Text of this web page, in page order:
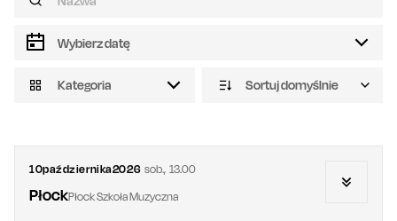
Kategoria Sortuj domyślnie
10października2026 sob.,13.00
PłockPłock Szkoła Muzyczna